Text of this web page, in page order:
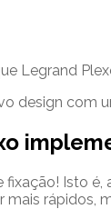
Legrand
design com
Isto
mais rápidos,